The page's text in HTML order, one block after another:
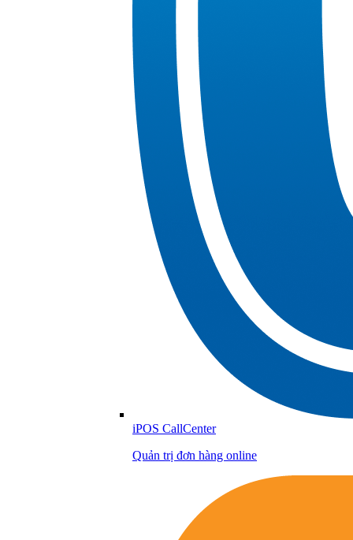
iPOS CallCenter
Quản trị đơn hàng online